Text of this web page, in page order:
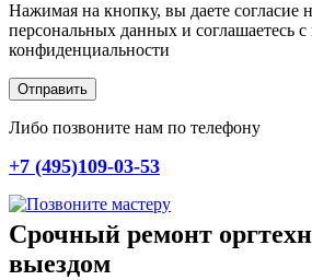
Нажимая на кнопку, вы даете согласие
персональных данных и соглашаетесь c
конфиденциальности
Отправить
Либо позвоните нам по телефону
+7 (495)109-03-53
Срочный ремонт
выездом